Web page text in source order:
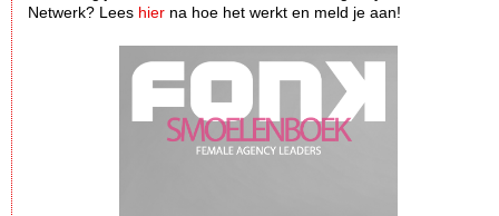
Netwerk? Lees hier na hoe het werkt en meld je aan!